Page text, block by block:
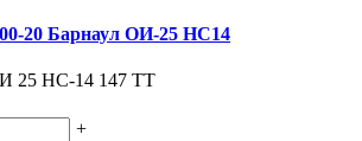
20 Барнаул ОИ-25 НС14
25 НС-14 147 ТТ
+